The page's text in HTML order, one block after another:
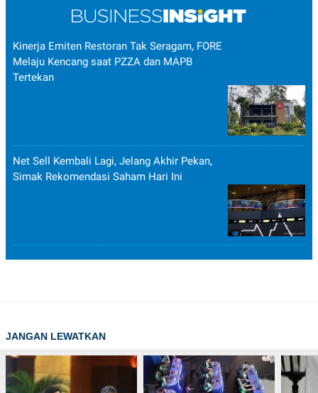
Kinerja Emiten Restoran Tak Seragam, FORE
Melaju Kencang saat PZZA dan MAPB
Tertekan
Net Sell Kembali Lagi, Jelang Akhir Pekan,
Simak Rekomendasi Saham Hari Ini
JANGAN LEWATKAN